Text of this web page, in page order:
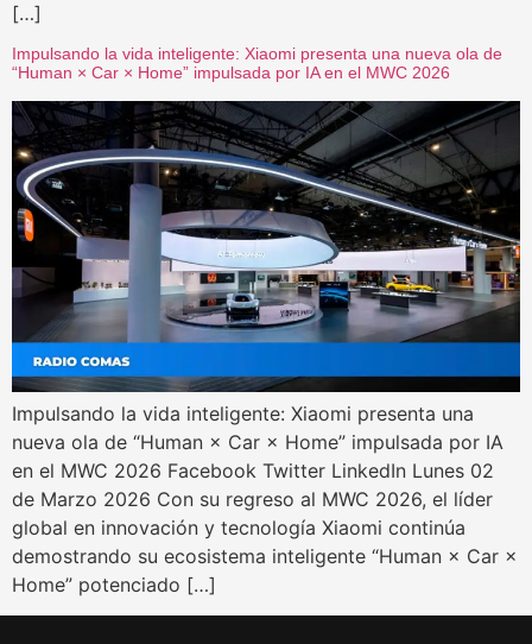
[…]
Impulsando la vida inteligente: Xiaomi presenta una nueva ola de
“Human × Car × Home” impulsada por IA en el MWC 2026
Impulsando la vida inteligente: Xiaomi presenta una
nueva ola de “Human × Car × Home” impulsada por IA
en el MWC 2026 Facebook Twitter LinkedIn Lunes 02
de Marzo 2026 Con su regreso al MWC 2026, el líder
global en innovación y tecnología Xiaomi continúa
demostrando su ecosistema inteligente “Human × Car ×
Home” potenciado […]